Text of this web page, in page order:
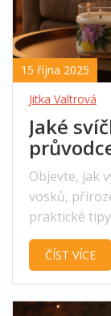
15 října 2025
Jitka Valtrová
Jaké
svíček
Objevte, jak
vosků,
praktické
ČÍST VÍCE